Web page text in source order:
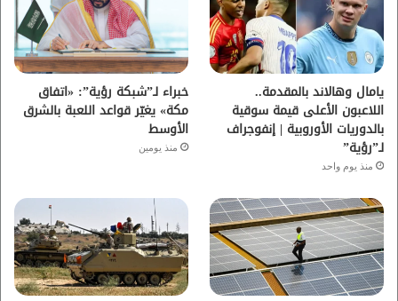
و
ك
ب
ق
ر
ا
م
يامال وهالاند بالمقدمة..
اللاعبون الأعلى قيمة سوقية
بالدوريات الأوروبية | إنفوجراف
لـ”رؤية”
منذ يوم واحد
خبراء لـ”شبكة رؤية”: «اتفاق
مكة» يغيّر قواعد اللعبة بالشرق
الأوسط
منذ يومين